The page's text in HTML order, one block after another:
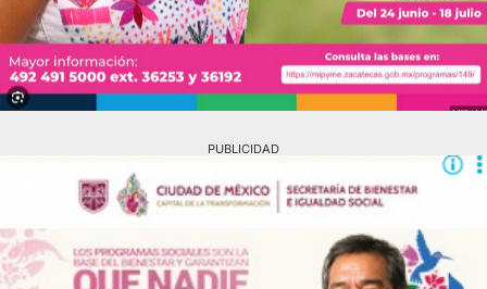
PUBLICIDAD